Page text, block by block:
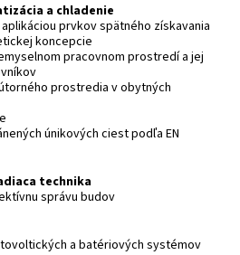
a chladenie
prvkov spätného získavania
koncepcie
pracovnom prostredí a jej
prostredia v obytných
únikových ciest podľa EN
technika
správu budov
a batériových systémov